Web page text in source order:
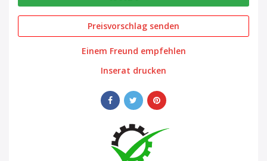
Preisvorschlag senden
Einem Freund empfehlen
Inserat drucken